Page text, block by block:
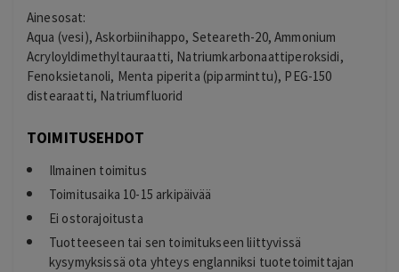
Ainesosat:
Aqua (vesi), Askorbiinihappo, Seteareth-20, Ammonium
Acryloyldimethyltauraatti, Natriumkarbonaattiperoksidi,
Fenoksietanoli, Menta piperita (piparminttu), PEG-150
distearaatti, Natriumfluorid
TOIMITUSEHDOT
Ilmainen toimitus
Toimitusaika 10-15 arkipäivää
Ei ostorajoitusta
Tuotteeseen tai sen toimitukseen liittyvissä
kysymyksissä ota yhteys englanniksi tuotetoimittajan